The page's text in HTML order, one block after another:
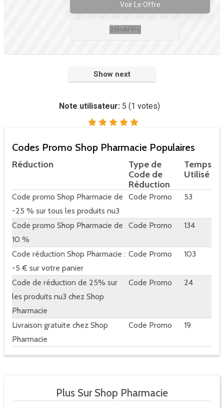
Voir Le Offre
25HAPPY
Show next
Note utilisateur: 5 (1 votes)
Codes Promo Shop Pharmacie Populaires
Réduction
Type de
Code de
Réduction
Temps
Utilisé
Code promo Shop Pharmacie de
-25 % sur tous les produits nu3
Code Promo 53
Code promo Shop Pharmacie de
10 %
Code Promo 134
Code réduction Shop Pharmacie :
-5 € sur votre panier
Code Promo 103
Code de réduction de 25% sur
les produits nu3 chez Shop
Pharmacie
Code Promo 24
Livraison gratuite chez Shop
Pharmacie
Code Promo 19
Plus Sur Shop Pharmacie